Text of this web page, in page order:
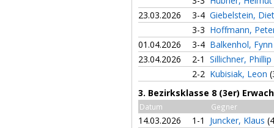
23.03.2026
3-4 Giebelstein,
3-3 Hoffmann,
01.04.2026
3-4 Balkenhol,
23.04.2026
2-1 Sillichner, Phillip
2-2 Kubisiak, Leon
3. Bezirksklasse 8 (3er)
Datum Gegner
14.03.2026 1-1 Juncker, Klaus